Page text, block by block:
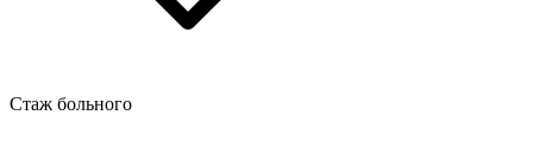
Стаж больного